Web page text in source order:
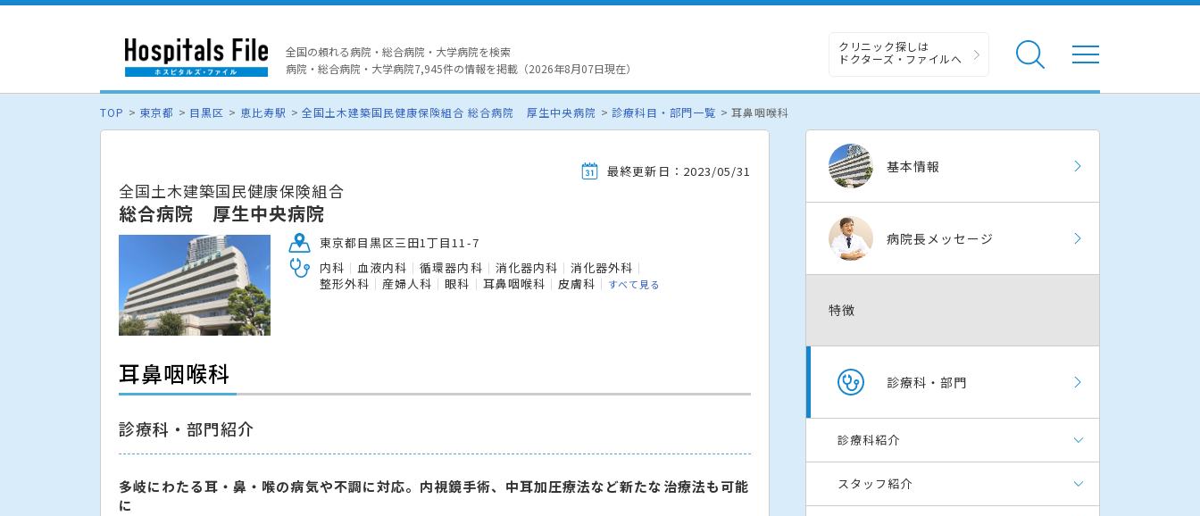
全国の頼れる病院・総合病院・大学病院を検索
病院・総合病院・大学病院7,945件の情報を掲載（2026年8月07日現在）
クリニック探しは
ドクターズ・ファイルへ
TOP 東京都 目黒区 恵比寿駅 全国土木建築国民健康保険組合 総合病院 厚生中央病院 診療科目・部門一覧 耳鼻咽喉科
最終更新日：2023/05/31
全国土木建築国民健康保険組合
総合病院 厚生中央病院
東京都目黒区三田1丁目11-7
内科
血液内科 循環器内科 消化器内科
消化器外科
整形外科
産婦人科 眼科 耳鼻咽喉科 皮膚科 すべて見る
耳鼻咽喉科
診療科・部門紹介
多岐にわたる耳・鼻・喉の病気や不調に対応。内視鏡手術、中耳加圧療法など新たな治療法も可能
に
基本情報
病院長メッセージ
特徴
診療科・部門
診療科紹介
スタッフ紹介